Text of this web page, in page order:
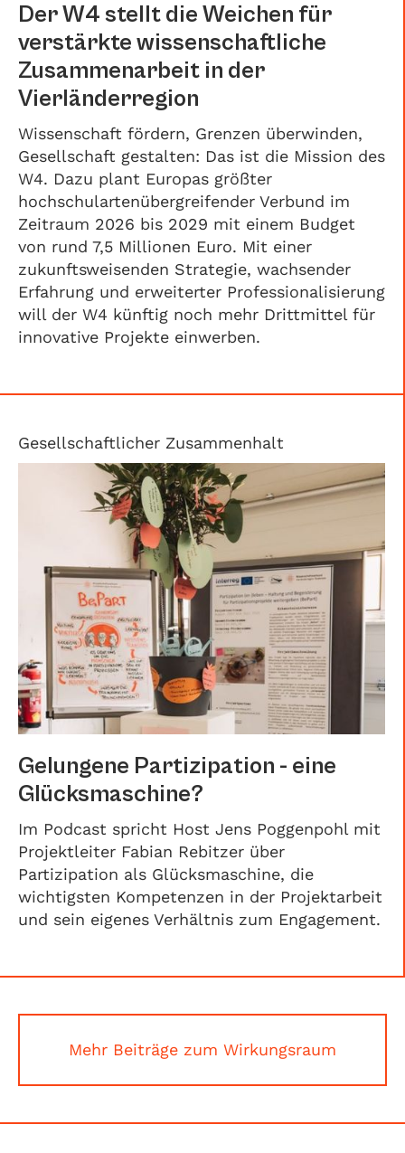
Der W4 stellt die Weichen für
verstärkte wissenschaftliche
Zusammenarbeit in der
Vierländerregion
Wissenschaft fördern, Grenzen überwinden,
Gesellschaft gestalten: Das ist die Mission des
W4. Dazu plant Europas größter
hochschulartenübergreifender Verbund im
Zeitraum 2026 bis 2029 mit einem Budget
von rund 7,5 Millionen Euro. Mit einer
zukunftsweisenden Strategie, wachsender
Erfahrung und erweiterter Professionalisierung
will der W4 künftig noch mehr Drittmittel für
innovative Projekte einwerben.
Gesellschaftlicher Zusammenhalt
Gelungene Partizipation - eine
Glücksmaschine?
Im Podcast spricht Host Jens Poggenpohl mit
Projektleiter Fabian Rebitzer über
Partizipation als Glücksmaschine, die
wichtigsten Kompetenzen in der Projektarbeit
und sein eigenes Verhältnis zum Engagement.
Mehr Beiträge zum Wirkungsraum